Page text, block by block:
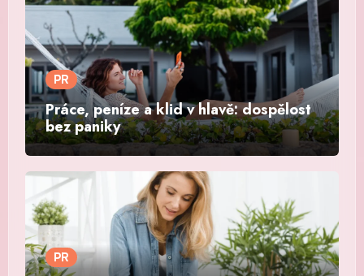
PR
Práce, peníze a klid v hlavě: dospělost
bez paniky
PR